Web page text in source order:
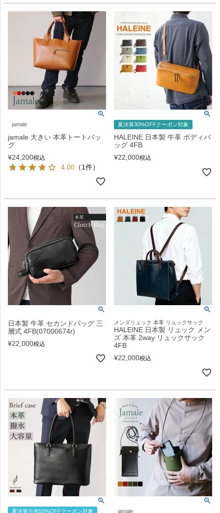
jamale
jamale 大きい 本革トートバッ
グ
¥24,200税込
4.00 （1件）
夏決算30%OFFクーポン対象
HALEINE 日本製 牛革 ボディバ
ッグ 4FB
¥22,000税込
日本製 牛革 セカンドバッグ 三
層式 4FB(07000674r)
¥22,000税込
メンズリュック 本革 リュックサック
HALEINE 日本製 リュック メン
ズ 本革 2way リュックサック
4FB
¥22,000税込
夏決算企画50%OFFクーポン対象 jamale